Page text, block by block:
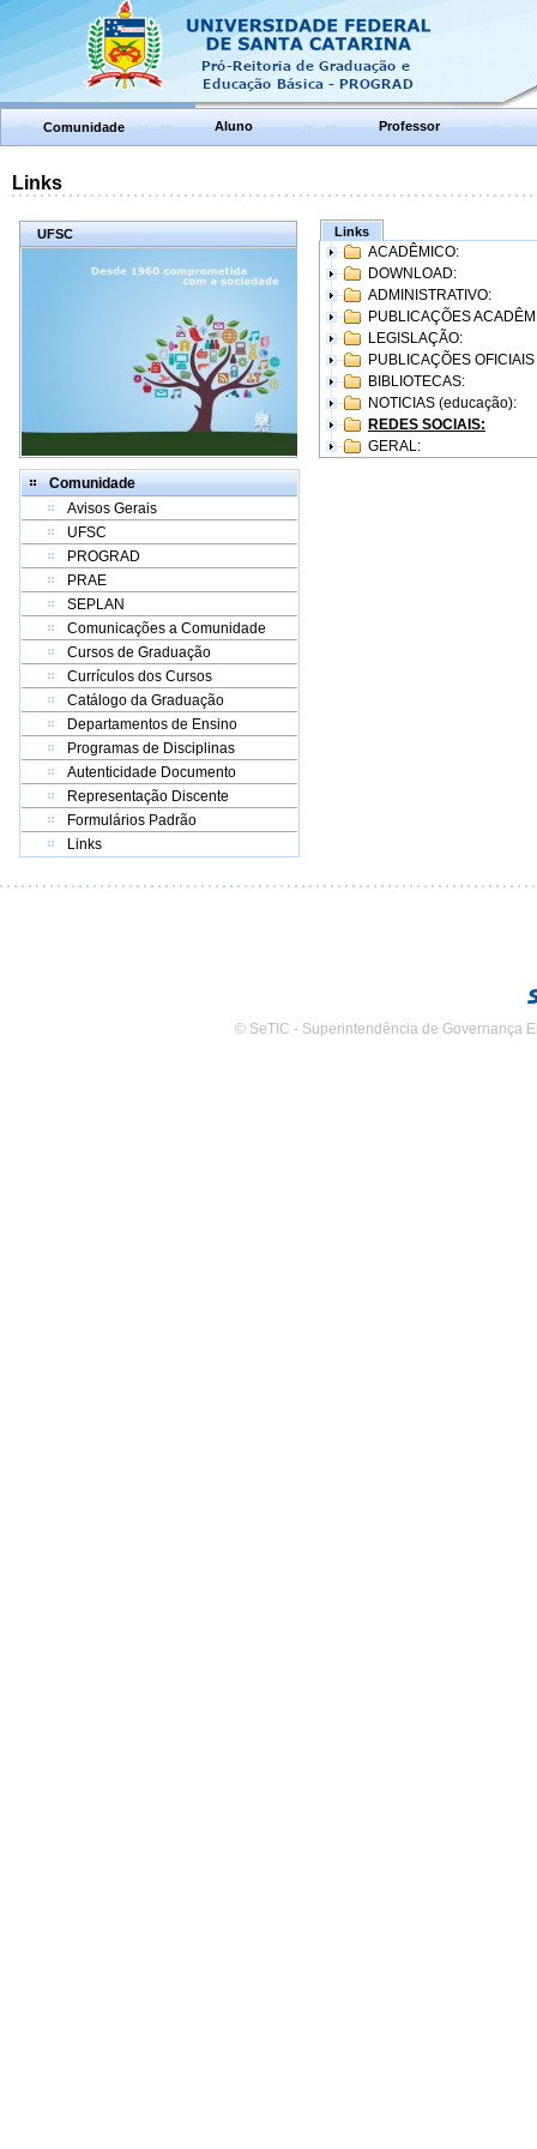
Comunidade Aluno Professor
Links
UFSC
Comunidade
Avisos Gerais
UFSC
PROGRAD
PRAE
SEPLAN
Comunicações a Comunidade
Cursos de Graduação
Currículos dos Cursos
Catálogo da Graduação
Departamentos de Ensino
Programas de Disciplinas
Autenticidade Documento
Representação Discente
Formulários Padrão
Links
Links
ACADÊMICO:
DOWNLOAD:
ADMINISTRATIVO:
PUBLICAÇÕES
LEGISLAÇÃO:
PUBLICAÇÕES
BIBLIOTECAS:
NOTICIAS (educação):
REDES SOCIAIS:
GERAL:
© SeTIC - Superintendência de Governança